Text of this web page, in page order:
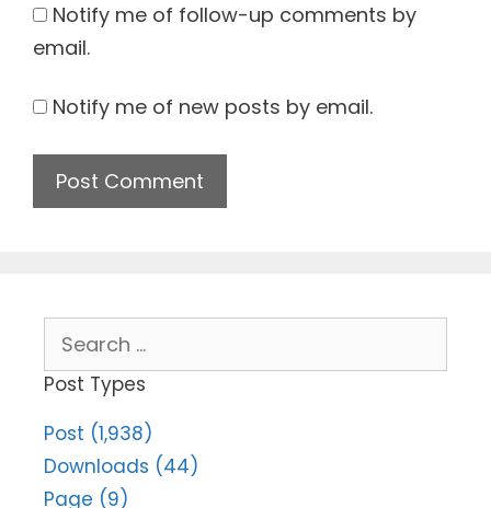
Notify me of follow-up comments by
email.
Notify me of new posts by email.
for:
Post Types
Post (1,938)
Downloads (44)
Page (9)